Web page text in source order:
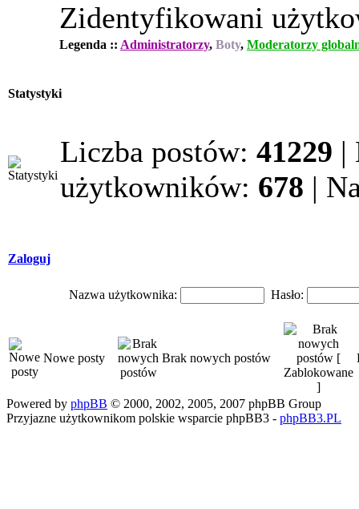
Zidentyfikowani
Legenda :: Administratorzy, Boty, Moderatorzy
Statystyki
Liczba postów: 41229 |
użytkowników: 678 |
Zaloguj
Nazwa użytkownika: Hasło:
Nowe posty Brak nowych postów
Powered by phpBB © 2000, 2002, 2005, 2007 phpBB Group
Przyjazne użytkownikom polskie wsparcie phpBB3 - phpBB3.PL